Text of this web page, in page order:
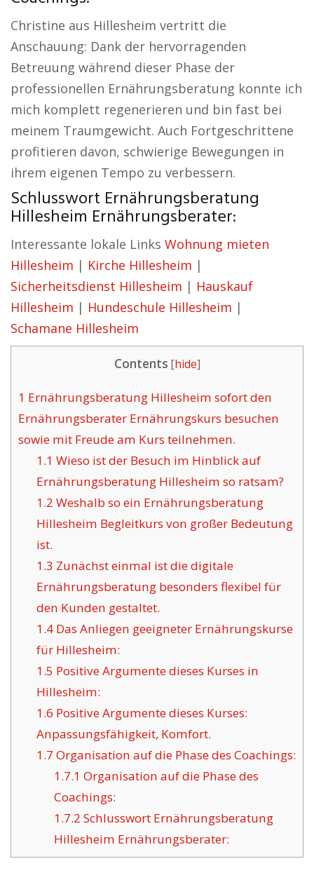
Christine aus Hillesheim vertritt die
Anschauung: Dank der hervorragenden
Betreuung während dieser Phase der
professionellen Ernährungsberatung konnte ich
mich komplett regenerieren und bin fast bei
meinem Traumgewicht. Auch Fortgeschrittene
profitieren davon, schwierige Bewegungen in
ihrem eigenen Tempo zu verbessern.
Schlusswort Ernährungsberatung
Hillesheim Ernährungsberater:
Interessante lokale Links Wohnung mieten
Hillesheim | Kirche Hillesheim |
Sicherheitsdienst Hillesheim | Hauskauf
Hillesheim | Hundeschule Hillesheim |
Schamane Hillesheim
Contents [hide]
1 Ernährungsberatung Hillesheim sofort den
Ernährungsberater Ernährungskurs besuchen
sowie mit Freude am Kurs teilnehmen.
1.1 Wieso ist der Besuch im Hinblick auf
Ernährungsberatung Hillesheim so ratsam?
1.2 Weshalb so ein Ernährungsberatung
Hillesheim Begleitkurs von großer Bedeutung
ist.
1.3 Zunächst einmal ist die digitale
Ernährungsberatung besonders flexibel für
den Kunden gestaltet.
1.4Das Anliegen geeigneter Ernährungskurse
für Hillesheim:
1.5 Positive Argumente dieses Kurses in
Hillesheim:
1.6 Positive Argumente dieses Kurses:
Anpassungsfähigkeit, Komfort.
1.7 Organisation auf die Phase des Coachings:
1.7.1 Organisation auf die Phase des
Coachings:
1.7.2 Schlusswort Ernährungsberatung
Hillesheim Ernährungsberater: